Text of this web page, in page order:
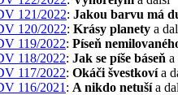
121/2022: Jakou barvu má
120/2022: Krásy planety a
119/2022: Píseň
118/2022: Jak se píše báseň a
117/2022: Okáči švestkovía
116/2021 : A nikdo netušía